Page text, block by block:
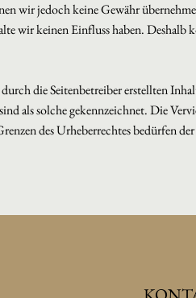
wir jedoch keine Gewähr
wir keinen Einfluss haben. Deshalb
die Seitenbetreiber erstellten
als solche gekennzeichnet. Die
des Urheberrechtes bedürfen